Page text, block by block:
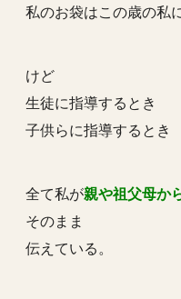
私のお袋はこの歳の私
けど
生徒に指導するとき
子供らに指導するとき
全て私が親や祖父母か
そのまま
伝えている。